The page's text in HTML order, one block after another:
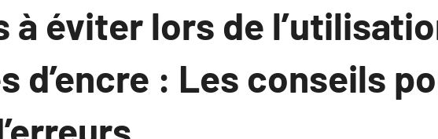
à éviter lors de
d’encre : Les conseils